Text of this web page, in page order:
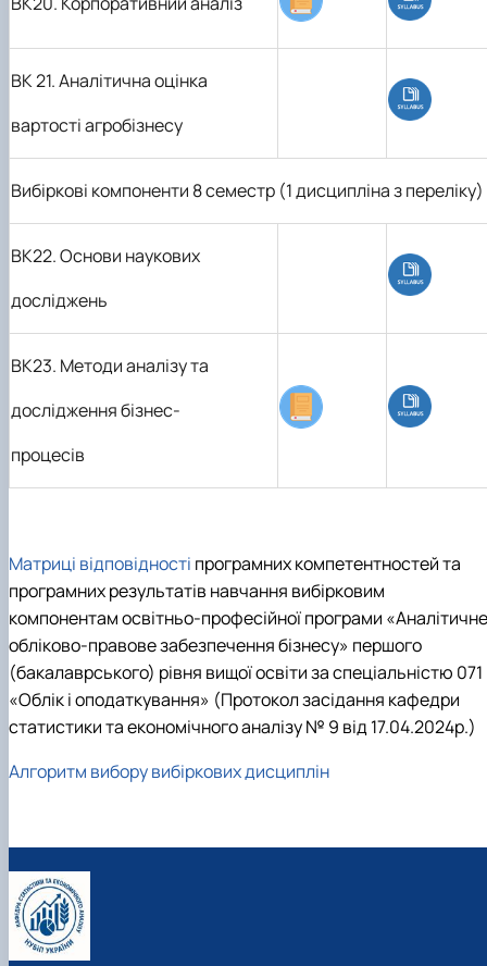
ВК 21. Аналітична оцінка
вартості агробізнесу
Вибіркові компоненти 8 семестр (1 дисципліна з переліку)
ВК22. Основи наукових
досліджень
ВК23. Методи аналізу та
дослідження бізнес-
процесів
Матриці відповідності програмних компетентностей та
програмних результатів навчання вибірковим
компонентам освітньо-професійної програми «Аналітичне
обліково-правове забезпечення бізнесу» першого
(бакалаврського) рівня вищої освіти за спеціальністю 071
«Облік і оподаткування» (Протокол засідання кафедри
статистики та економічного аналізу № 9 від 17.04.2024р.)
Алгоритм вибору вибіркових дисциплін